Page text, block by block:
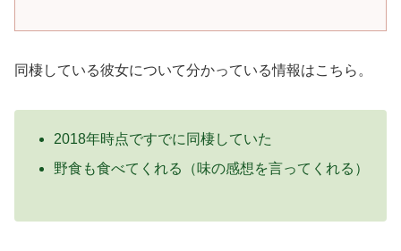
同棲している彼女について分かっている情報はこちら。
2018年時点ですでに同棲していた
野食も食べてくれる（味の感想を言ってくれる）